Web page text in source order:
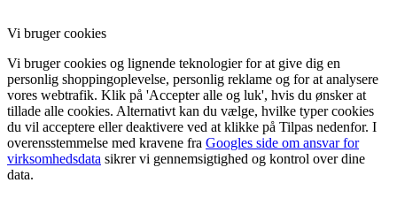
Vi bruger cookies
Vi bruger cookies og lignende teknologier for at give dig en
personlig shoppingoplevelse, personlig reklame og for at analysere
vores webtrafik. Klik på 'Accepter alle og luk', hvis du ønsker at
tillade alle cookies. Alternativt kan du vælge, hvilke typer cookies
du vil acceptere eller deaktivere ved at klikke på Tilpas nedenfor. I
overensstemmelse med kravene fra Googles side om ansvar for
virksomhedsdata sikrer vi gennemsigtighed og kontrol over dine
data.